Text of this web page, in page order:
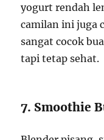
yogurt rendah
camilan ini juga
sangat cocok
tapi tetap sehat.
7. Smoothie